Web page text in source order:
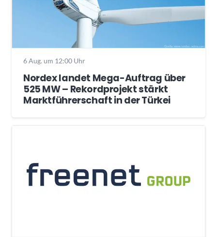
6 Aug. um 12:00 Uhr
Nordex landet Mega-Auftrag über
525 MW – Rekordprojekt stärkt
Marktführerschaft in der Türkei